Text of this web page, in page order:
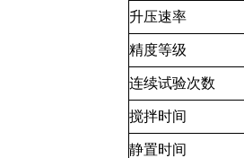
升压速率
精度等级
连续试验次数
搅拌时间
静置时间